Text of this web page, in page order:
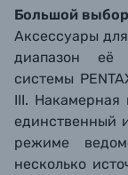
Большой
Аксессуары
диапазон её
системы
III. Накамерная
единственный
режиме
несколько